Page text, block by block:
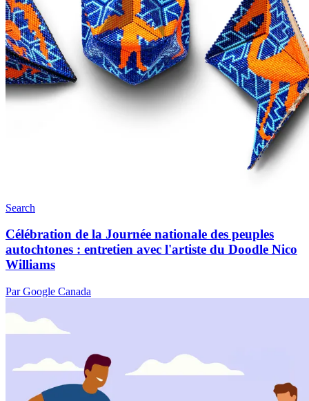
Search
Célébration de la Journée nationale des peuples
autochtones : entretien avec l'artiste du Doodle Nico
Williams
Par Google Canada